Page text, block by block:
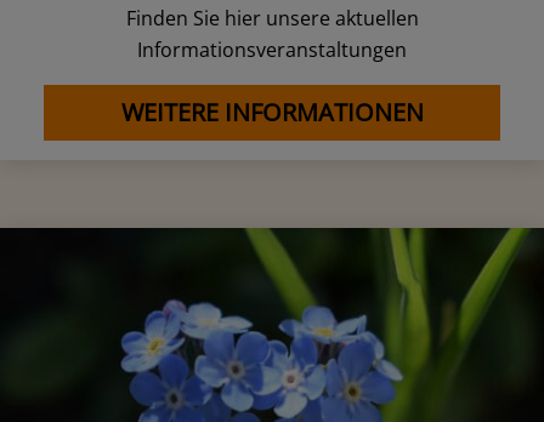
Finden Sie hier unsere aktuellen
Informationsveranstaltungen
WEITERE INFORMATIONEN